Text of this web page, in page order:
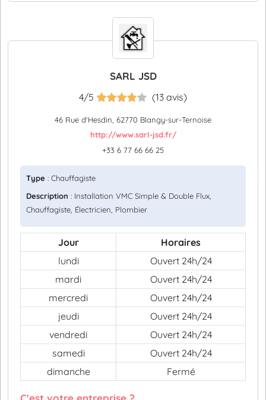
SARL JSD
4/5 (13 avis)
46 Rue d'Hesdin, 62770 Blangy-sur-Ternoise
http://www.sarl-jsd.fr/
+33 6 77 66 66 25
Type : Chauffagiste
Description : Installation VMC Simple & Double Flux,
Chauffagiste, Électricien, Plombier
Jour
Horaires
lundi
Ouvert 24h/24
mardi
Ouvert 24h/24
mercredi
Ouvert 24h/24
jeudi
Ouvert 24h/24
vendredi
Ouvert 24h/24
samedi
Ouvert 24h/24
dimanche
Fermé